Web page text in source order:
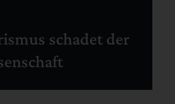
schadet der